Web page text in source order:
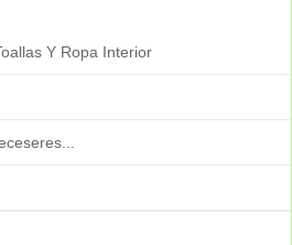
Y Ropa Interior